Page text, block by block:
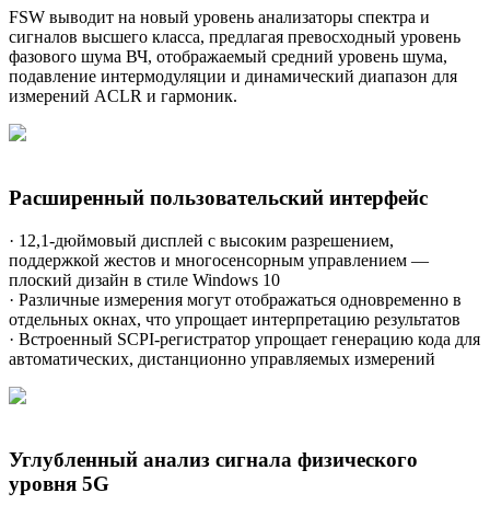
FSW выводит на новый уровень анализаторы спектра и
сигналов высшего класса, предлагая превосходный уровень
фазового шума ВЧ, отображаемый средний уровень шума,
подавление интермодуляции и динамический диапазон для
измерений ACLR и гармоник.
Расширенный пользовательский интерфейс
· 12,1-дюймовый дисплей с высоким разрешением,
поддержкой жестов и многосенсорным управлением —
плоский дизайн в стиле Windows 10
· Различные измерения могут отображаться одновременно в
отдельных окнах, что упрощает интерпретацию результатов
· Встроенный SCPI-регистратор упрощает генерацию кода для
автоматических, дистанционно управляемых измерений
Углубленный анализ сигнала физического
уровня 5G